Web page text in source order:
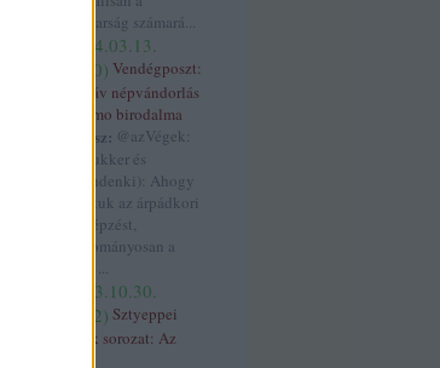
magyarság számará...
2024.03.13.
17:50) Vendégposzt:
A szláv népvándorlás
és Samo birodalma
kotyesz: @azVégek:
(@prukker és
@mindenki): Ahogy
tanultuk az árpádkori
névképzést,
hagyományosan a
török ...
2023.10.30.
00:02 ) Sztyeppei
népek sorozat: Az